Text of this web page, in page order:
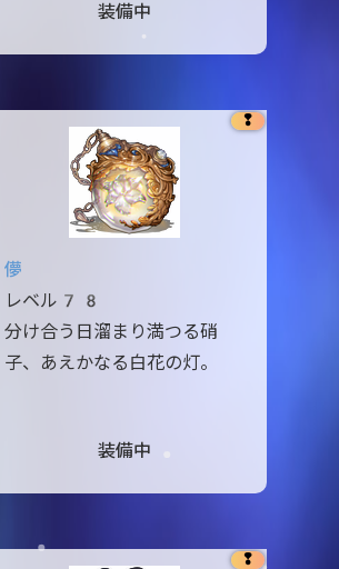
装備中
❢
儚
レベル78
分け合う日溜まり満つる硝
子、あえかなる白花の灯。
装備中
❢